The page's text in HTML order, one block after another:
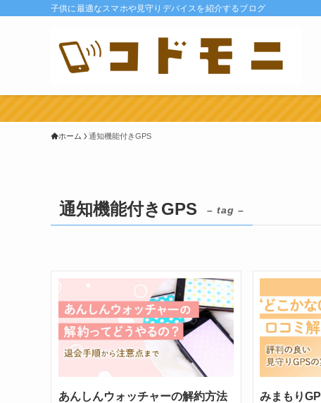
子供に最適なスマホや見守りデバイスを紹介するブログ
ホーム 通知機能付きGPS
通知機能付きGPS – tag –
あんしんウォッチャーの解約方法
みまもり